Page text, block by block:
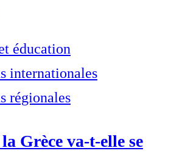
éducation
internationales
régionales
Grèce va-t-elle se